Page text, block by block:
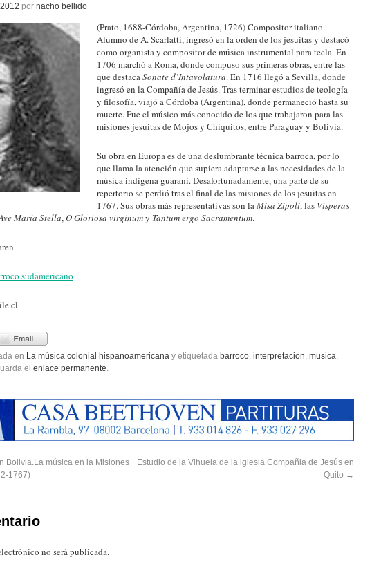
por nacho bellido
(Prato, 1688-Córdoba, Argentina, 1726) Compositor italiano.
Alumno de A. Scarlatti, ingresó en la orden de los jesuitas y destacó
como organista y compositor de música instrumental para tecla. En
1706 marchó a Roma, donde compuso sus primeras obras, entre las
que destacaSonate d’Intavolatura. En 1716 llegó a Sevilla, donde
ingresó en la Compañía de Jesús. Tras terminar estudios de teología
y filosofía, viajó a Córdoba (Argentina), donde permaneció hasta su
muerte. Fue el músico más conocido de los que trabajaron para las
misiones jesuitas de Mojos y Chiquitos, entre Paraguay y Bolivia.
Su obra en Europa es de una deslumbrante técnica barroca, por lo
que llama la atención que supiera adaptarse a las necesidades de la
música indígena guaraní. Desafortunadamente, una parte de su
repertorio se perdió tras el final de las misiones de los jesuitas en
1767. Sus obras más representativas son laMisa Zipoli, las Vísperas
María Stella,O Gloriosa virginumy Tantum ergo Sacramentum.
sudamericano
en La música colonial hispanoamericana y etiquetada barroco interpretacion musica
el enlace permanente
Bolivia.La música en la Misiones
1767)
Estudio de la Vihuela de la iglesia Compañia de Jesús en
Quito →
no será publicada.